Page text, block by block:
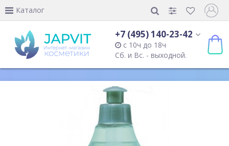
Каталог
+7 (495) 140-23-42
с 10ч до 18ч
Сб. и Вс. - выходной.